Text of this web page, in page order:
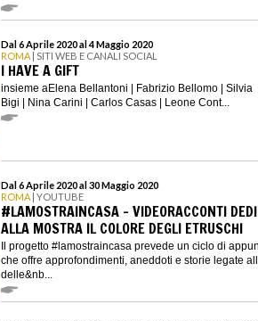
Dal 6 Aprile 2020 al 4 Maggio 2020
ROMA | SITI WEB E CANALI SOCIAL
I HAVE A GIFT
insieme aElena Bellantoni | Fabrizio Bellomo | Silvia
Bigi | Nina Carini | Carlos Casas | Leone Cont...
Dal 6 Aprile 2020 al 30 Maggio 2020
ROMA | YOUTUBE
#LAMOSTRAINCASA - VIDEORACCONTI
ALLA MOSTRA IL COLORE DEGLI ETRUSCHI
Il progetto #lamostraincasa prevede un ciclo di
che offre approfondimenti, aneddoti e storie legate
delle&nb...